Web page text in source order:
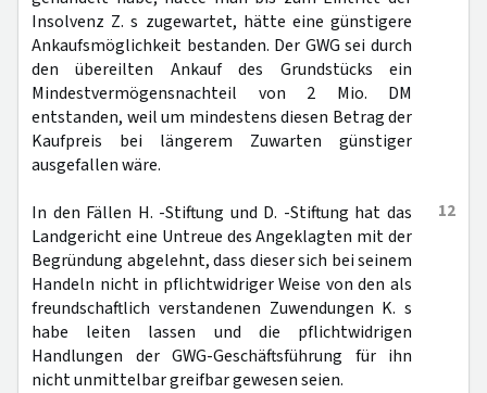
Insolvenz Z. s zugewartet, hätte eine günstigere
Ankaufsmöglichkeit bestanden. Der GWG sei durch
den übereilten Ankauf des Grundstücks ein
Mindestvermögensnachteil von 2 Mio. DM
entstanden, weil um mindestens diesen Betrag der
Kaufpreis bei längerem Zuwarten günstiger
ausgefallen wäre.
12
In den Fällen H. -Stiftung und D. -Stiftung hat das
Landgericht eine Untreue des Angeklagten mit der
Begründung abgelehnt, dass dieser sich bei seinem
Handeln nicht in pflichtwidriger Weise von den als
freundschaftlich verstandenen Zuwendungen K. s
habe leiten lassen und die pflichtwidrigen
Handlungen der GWG-Geschäftsführung für ihn
nicht unmittelbar greifbar gewesen seien.